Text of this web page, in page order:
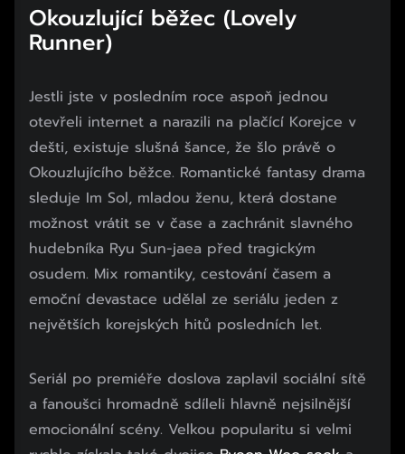
Okouzlující běžec (Lovely
Runner)
Jestli jste v posledním roce aspoň jednou
otevřeli internet a narazili na plačící Korejce v
dešti, existuje slušná šance, že šlo právě o
Okouzlujícího běžce. Romantické fantasy drama
sleduje Im Sol, mladou ženu, která dostane
možnost vrátit se v čase a zachránit slavného
hudebníka Ryu Sun-jaea před tragickým
osudem. Mix romantiky, cestování časem a
emoční devastace udělal ze seriálu jeden z
největších korejských hitů posledních let.
Seriál po premiéře doslova zaplavil sociální sítě
a fanoušci hromadně sdíleli hlavně nejsilnější
emocionální scény. Velkou popularitu si velmi